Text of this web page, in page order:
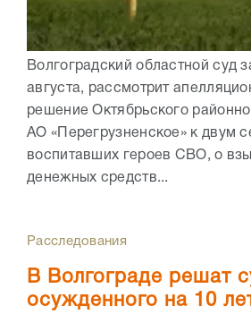
Волгоградский областной суд
августа, рассмотрит
решение Октябрьского
АО «Перегрузненское» к двум
воспитавших героев СВО, о
денежных средств...
Расследования
В Волгограде решат
осужденного на 10